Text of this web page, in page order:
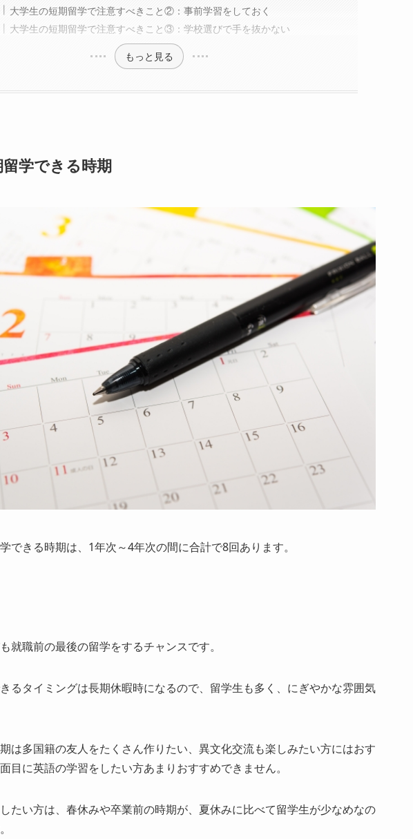
大学生の短期留学で注意すべきこと②：事前学習をしておく
大学生の短期留学で注意すべきこと③：学校選びで手を抜かない
もっと見る
学できる時期
できる時期は、1年次～4年次の間に合計で8回あります。
も就職前の最後の留学をするチャンスです。
るタイミングは長期休暇時になるので、留学生も多く、にぎやかな雰囲気
は多国籍の友人をたくさん作りたい、異文化交流も楽しみたい方にはおす
目に英語の学習をしたい方あまりおすすめできません。
たい方は、春休みや卒業前の時期が、夏休みに比べて留学生が少なめなの